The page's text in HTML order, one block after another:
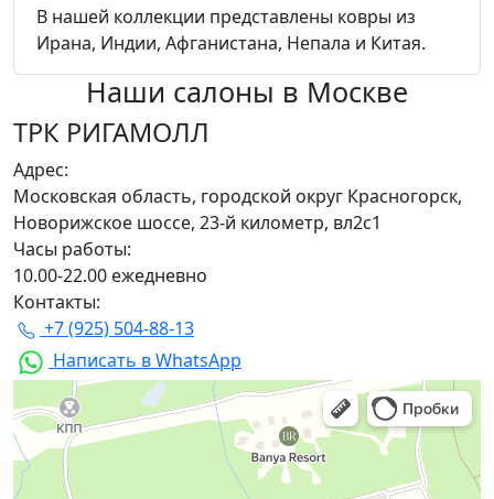
В нашей коллекции представлены ковры из
Ирана, Индии, Афганистана, Непала и Китая.
Наши салоны в Москве
ТРК РИГАМОЛЛ
Адрес:
Московская область, городской округ Красногорск,
Новорижское шоссе, 23-й километр, вл2с1
Часы работы:
10.00-22.00 ежедневно
Контакты:
+7 (925) 504-88-13
Написать в WhatsApp